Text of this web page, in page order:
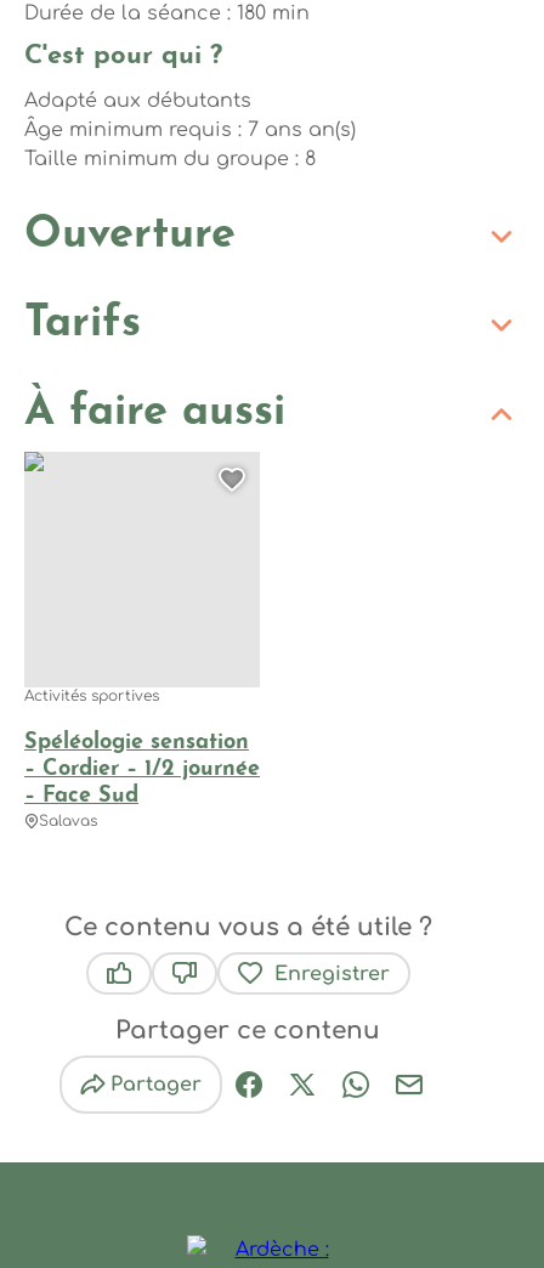
Durée de la séance : 180 min
C'est pour qui ?
Adapté aux débutants
Âge minimum requis : 7 ans an(s)
Taille minimum du groupe : 8
Ouverture
Tarifs
À faire aussi
Spéléologie sensation
– Cordier – 1/2 journée
– Face Sud
Activités sportives
Salavas
Spéléologie sensation – Cordier – 1/2 journée – Face Sud, ©
Ajouter cette page au
Ce contenu vous a été utile ?
Enregistrer
Partager ce contenu
Partager
Partager sur Facebook
Partager sur X / Twitter
Partager sur
Partager par